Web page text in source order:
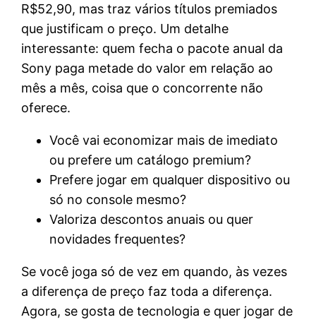
R$52,90, mas traz vários títulos premiados
que justificam o preço. Um detalhe
interessante: quem fecha o pacote anual da
Sony paga metade do valor em relação ao
mês a mês, coisa que o concorrente não
oferece.
Você vai economizar mais de imediato
ou prefere um catálogo premium?
Prefere jogar em qualquer dispositivo ou
só no console mesmo?
Valoriza descontos anuais ou quer
novidades frequentes?
Se você joga só de vez em quando, às vezes
a diferença de preço faz toda a diferença.
Agora, se gosta de tecnologia e quer jogar de